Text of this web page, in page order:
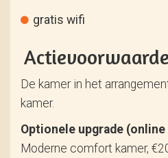
gratis wifi
De kamer in het
kamer.
Optionele upgrade
Moderne comfort kamer,